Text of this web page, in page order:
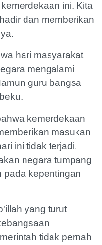
ini. Kita
dan memberikan
hari masyarakat
mengalami
guru bangsa
kemerdekaan
masukan
ini tidak terjadi.
negara tumpang
pada kepentingan
yang turut
tidak pernah